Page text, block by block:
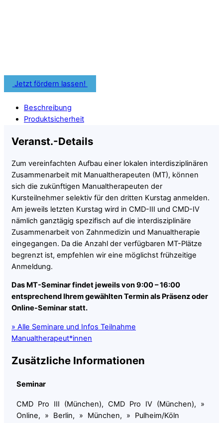
Jetzt fördern lassen!
Beschreibung
Produktsicherheit
Veranst.-Details
Zum vereinfachten Aufbau einer lokalen interdisziplinären
Zusammenarbeit mit Manualtherapeuten (MT), können
sich die zukünftigen Manualtherapeuten der
Kursteilnehmer selektiv für den dritten Kurstag anmelden.
Am jeweils letzten Kurstag wird in CMD-III und CMD-IV
nämlich ganztägig spezifisch auf die interdisziplinäre
Zusammenarbeit von Zahnmedizin und Manualtherapie
eingegangen. Da die Anzahl der verfügbaren MT-Plätze
begrenzt ist, empfehlen wir eine möglichst frühzeitige
Anmeldung.
Das MT-Seminar findet jeweils von 9:00 – 16:00
entsprechend Ihrem gewählten Termin als Präsenz oder
Online-Seminar statt.
» Alle Seminare und Infos Teilnahme
Manualtherapeut*innen
Zusätzliche Informationen
Seminar
CMD Pro III (München), CMD Pro IV (München), »
Online, » Berlin, » München, » Pulheim/Köln